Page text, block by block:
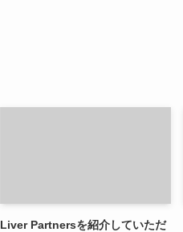
Liver Partnersを紹介していただ